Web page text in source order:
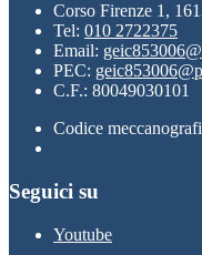
Corso Firenze 1,
Tel: 010 2722375
Email:
PEC:
C.F.: 80049030101
Codice
Seguici su
Youtube